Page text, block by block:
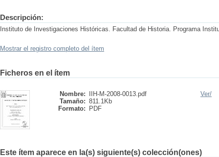
Descripción:
Instituto de Investigaciones Históricas. Facultad de Historia. Programa
Mostrar el registro completo del ítem
Ficheros en el ítem
Nombre:
IIH-M-2008-0013.pdf
Tamaño: 811.1Kb
Formato:
PDF
Ver/
Este ítem aparece en la(s) siguiente(s) colección(ones)